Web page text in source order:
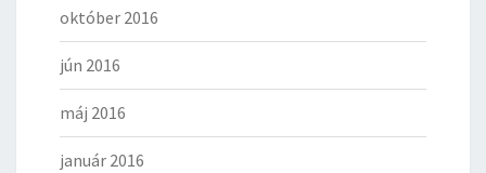
október 2016
jún 2016
máj 2016
január 2016